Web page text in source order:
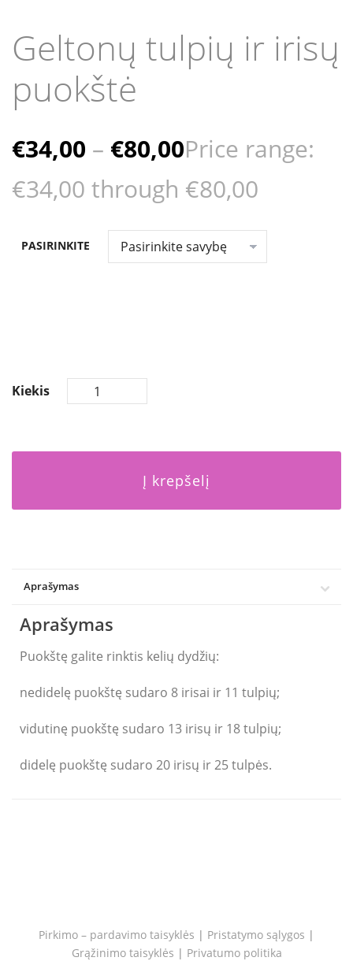
Geltonų tulpių ir irisų
puokštė
€34,00 – €80,00Price range:
€34,00 through €80,00
PASIRINKITE
Kiekis
Į krepšelį
Aprašymas
Aprašymas
Puokštę galite rinktis kelių dydžių:
nedidelę puokštę sudaro 8 irisai ir 11 tulpių;
vidutinę puokštę sudaro 13 irisų ir 18 tulpių;
didelę puokštę sudaro 20 irisų ir 25 tulpės.
Pirkimo – pardavimo taisyklės | Pristatymo sąlygos |
Grąžinimo taisyklės | Privatumo politika